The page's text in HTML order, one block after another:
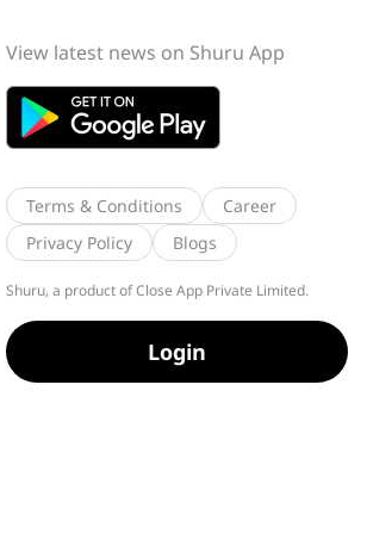
View latest news on Shuru App
Terms & Conditions
Career
Privacy Policy
Blogs
Shuru, a product of Close App Private Limited.
Login